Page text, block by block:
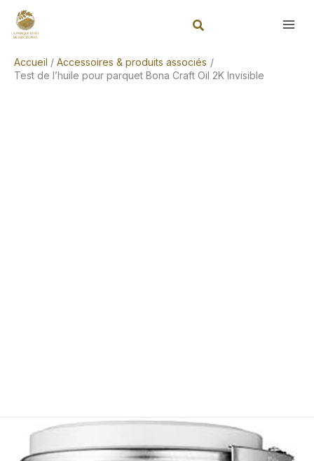
Accueil
Accessoires & produits associés
Test de l’huile pour parquet Bona Craft Oil 2K Invisible
Rechercher